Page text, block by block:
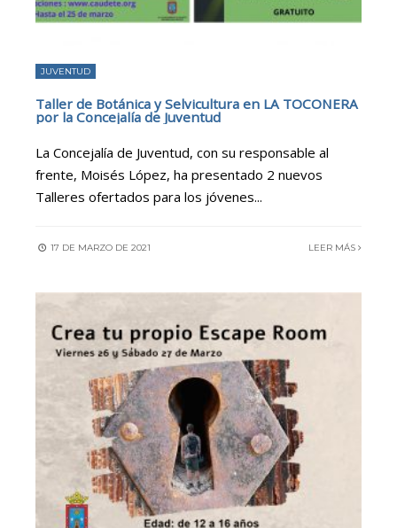
JUVENTUD
Taller de Botánica y Selvicultura en LA TOCONERA
por la Concejalía de Juventud
La Concejalía de Juventud, con su responsable al
frente, Moisés López, ha presentado 2 nuevos
Talleres ofertados para los jóvenes...
17 DE MARZO DE 2021 LEER MÁS